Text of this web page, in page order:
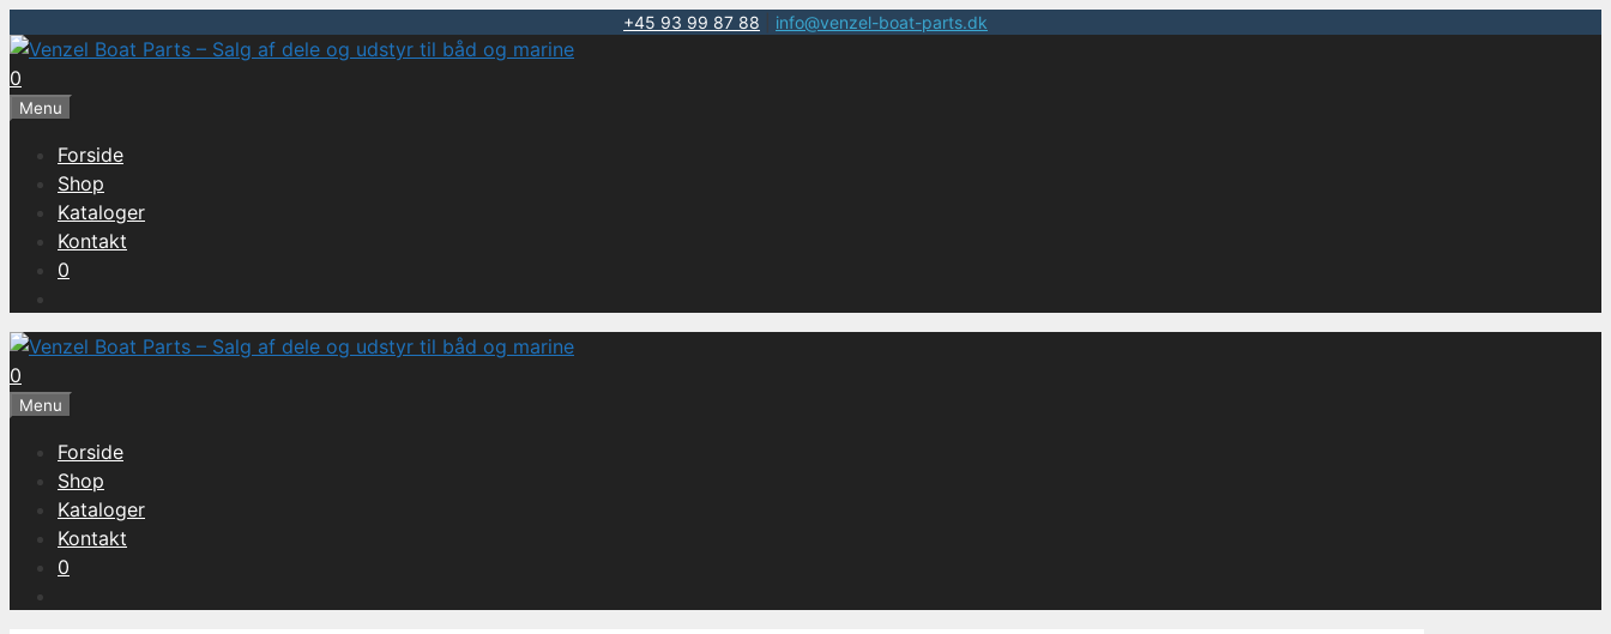
+45 93 99 87 88 info@venzel-boat-parts.dk
Hop
til
indhold
0
Menu
Forside
Shop
Kataloger
Kontakt
0
0
Menu
Forside
Shop
Kataloger
Kontakt
0